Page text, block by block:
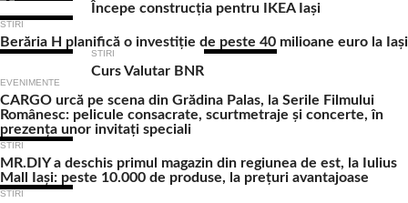
Începe construcția pentru IKEA Iași
STIRI
Berăria H planifică o investiție de peste 40 milioane euro la Iași
STIRI
Curs Valutar BNR
EVENIMENTE
CARGO urcă pe scena din Grădina Palas, la Serile Filmului
Românesc: pelicule consacrate, scurtmetraje și concerte, în
prezența unor invitați speciali
STIRI
MR.DIY a deschis primul magazin din regiunea de est, la Iulius
Mall Iași: peste 10.000 de produse, la prețuri avantajoase
STIRI